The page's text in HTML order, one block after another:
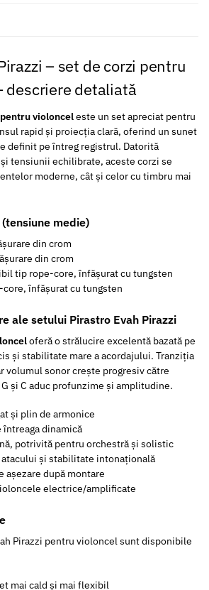
– set de corzi pentru
descriere detaliată
violonceleste un set apreciat pentru
rapid și proiecția clară, oferind un sunet
definit pe întreg registrul. Datorită
tensiunii echilibrate, aceste corzi se
moderne, cât și celor cu timbru mai
medie)
din crom
din crom
tip rope-core, înfășurat cu tungsten
înfășurat cu tungsten
ale setului Pirastro Evah Pirazzi
oferă o strălucire excelentă bazată pe
și stabilitate mare a acordajului. Tranziția
volumul sonor crește progresiv către
și C aduc profunzime și amplitudine.
și plin de armonice
dinamică
potrivită pentru orchestră și solistic
și stabilitate intonațională
așezare după montare
electrice/amplificate
Pirazzi pentru violoncel sunt disponibile
mai cald și mai flexibil